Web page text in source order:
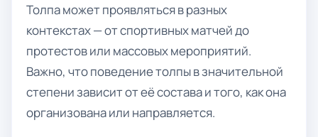
Толпа может проявляться в разных
контекстах — от спортивных матчей до
протестов или массовых мероприятий.
Важно, что поведение толпы в значительной
степени зависит от её состава и того, как она
организована или направляется.